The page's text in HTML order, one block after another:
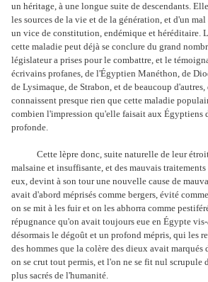
un héritage, à une longue suite de descendants.
les sources de la vie et de la génération, et d'un
un vice de constitution, endémique et héréditaire.
cette maladie peut déjà se conclure du grand
législateur a prises pour le combattre, et le
écrivains profanes, de l'Égyptien Manéthon, de
de Lysimaque, de Strabon, et de beaucoup
connaissent presque rien que cette maladie
combien l'impression qu'elle faisait aux Égyptiens
profonde.
Cette lèpre donc, suite naturelle de leur étroit
malsaine et insuffisante, et des mauvais
eux, devint à son tour une nouvelle cause de
avait d'abord méprisés comme bergers, évité
on se mit à les fuir et on les abhorra comme
répugnance qu'on avait toujours eue en Égypte
désormais le dégoût et un profond mépris, qui les
des hommes que la colère des dieux avait marqués
on se crut tout permis, et l'on ne se fit nul scrupule
plus sacrés de l'humanité.